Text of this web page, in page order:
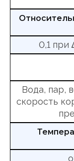
0,1 при
Вода, пар,
скорость